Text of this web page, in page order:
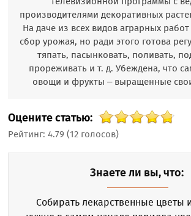
производителями декоративных
На даче из всех видов аграрных
сбор урожая, но ради этого готова
тяпать, пасынковать, поливать,
прореживать и т. д. Убеждена, что
овощи и фрукты – выращенные
Оцените статью:
Рейтинг:4.79 (12 голосов)
Знаете ли вы, что:
Собирать лекарственные цветы